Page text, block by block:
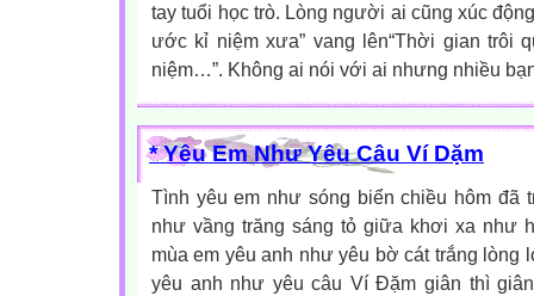
tay tuổi học trò. Lòng người ai cũng xúc
ước kỉ niệm xưa” vang lên“Thời gian trôi
niệm…”. Không ai nói với ai nhưng nhiều
* Yêu Em Như Yêu Câu Ví Dặm
Tình yêu em như sóng biển chiều hôm đã
như vầng trăng sáng tỏ giữa khơi xa như
mùa em yêu anh như yêu bờ cát trắng lòng
yêu anh như yêu câu Ví Đặm giân thì